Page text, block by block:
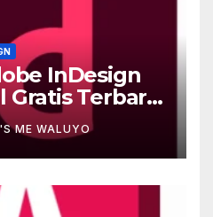
InDesign
Gratis Terbaru
ME WALUYO